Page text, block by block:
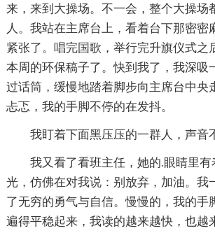
来，来到大操场。不一会，整个大操场
人。我站在主席台上，看着台下那密密
紧张了。唱完国歌，举行完升旗仪式之
本周的环保稿子了。快到我了，我深吸
过话筒，缓慢地踏着脚步向主席台中央
忐忑，我的手脚不停的在发抖。
我盯着下面黑压压的一群人，声音
我又看了看班主任，她的.眼睛里有
光，仿佛在对我说：别放弃，加油。我
了无穷的勇气与自信。慢慢的，我的手
遍得平稳起来，我读的越来越快，也越